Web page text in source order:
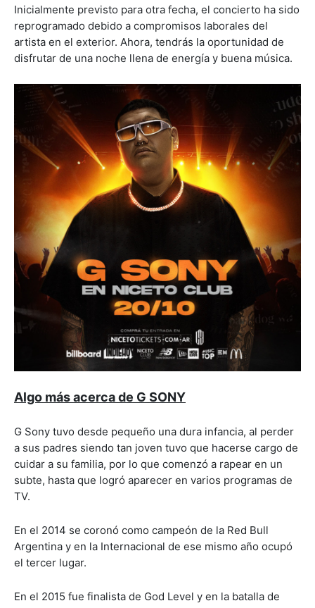
Inicialmente previsto para otra fecha, el concierto ha sido
reprogramado debido a compromisos laborales del
artista en el exterior. Ahora, tendrás la oportunidad de
disfrutar de una noche llena de energía y buena música.
Algo más acerca de G SONY
G Sony tuvo desde pequeño una dura infancia, al perder
a sus padres siendo tan joven tuvo que hacerse cargo de
cuidar a su familia, por lo que comenzó a rapear en un
subte, hasta que logró aparecer en varios programas de
TV.
En el 2014 se coronó como campeón de la Red Bull
Argentina y en la Internacional de ese mismo año ocupó
el tercer lugar.
En el 2015 fue finalista de God Level y en la batalla de